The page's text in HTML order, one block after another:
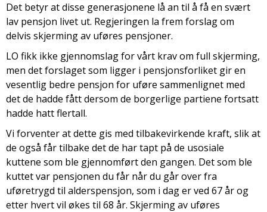
Det betyr at disse generasjonene lå an til å få en svært
lav pensjon livet ut. Regjeringen la frem forslag om
delvis skjerming av uføres pensjoner.
LO fikk ikke gjennomslag for vårt krav om full skjerming,
men det forslaget som ligger i pensjonsforliket gir en
vesentlig bedre pensjon for uføre sammenlignet med
det de hadde fått dersom de borgerlige partiene fortsatt
hadde hatt flertall.
Vi forventer at dette gis med tilbakevirkende kraft, slik at
de også får tilbake det de har tapt på de usosiale
kuttene som ble gjennomført den gangen. Det som ble
kuttet var pensjonen du får når du går over fra
uføretrygd til alderspensjon, som i dag er ved 67 år og
etter hvert vil økes til 68 år. Skjerming av uføres